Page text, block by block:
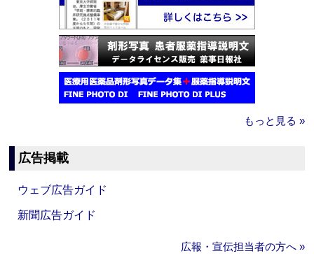
もっと見る »
広告掲載
ウェブ広告ガイド
新聞広告ガイド
広報・宣伝担当者の方へ »